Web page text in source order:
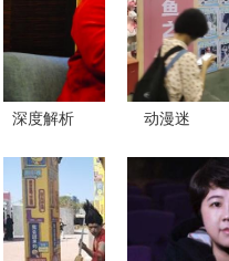
深度解析
磅参展厦门
动漫游戏产
业发展峰
动漫迷
界” 第六届
厦门子鱼动
漫展盛大开